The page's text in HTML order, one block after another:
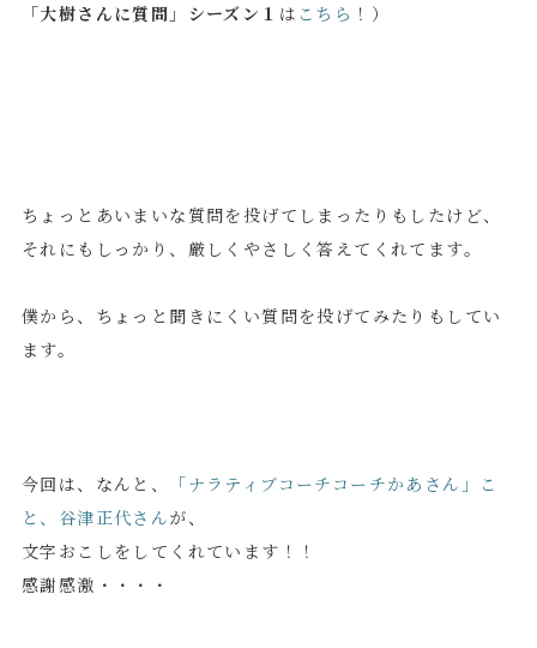
「大樹さんに質問」シーズン１ は こちら ！）
ちょっとあいまいな質問を投げてしまったりもしたけど、
それにもしっかり、厳しくやさしく答えてくれてます。
僕から、ちょっと聞きにくい質問を投げてみたりもしてい
ます。
今回は、なんと、
「ナラティブコーチコーチかあさん」こ
と、谷津正代さんが、
文字おこしをしてくれています！！
感謝感激・・・・